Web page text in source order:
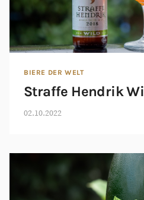
BIERE DER WELT
Straffe Hendrik
02.10.2022